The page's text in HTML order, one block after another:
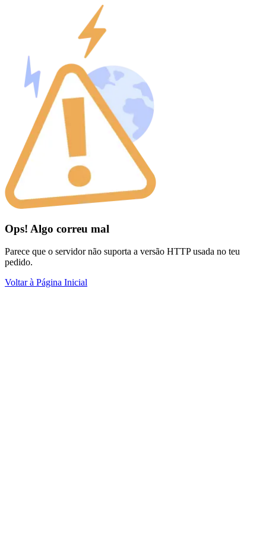
Ops! Algo correu mal
Parece que o servidor não suporta a versão HTTP usada no teu
pedido.
Voltar à Página Inicial